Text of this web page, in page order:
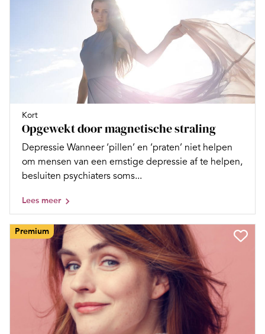
Kort
Opgewekt door magnetische straling
Depressie Wanneer ‘pillen’ en ‘praten’ niet helpen
om mensen van een ernstige depressie af te helpen,
besluiten psychiaters soms...
Lees meer
Premium